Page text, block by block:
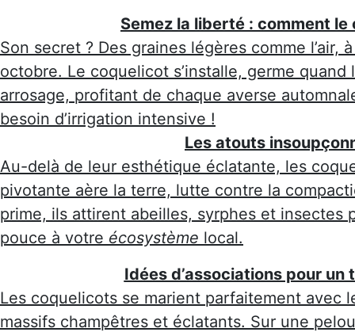
Semez la liberté : comment
Son secret ? Des graines légères comme
octobre. Le coquelicot s’installe, germe
arrosage, profitant de chaque averse
besoin d’irrigation intensive !
Les atouts
Au-delà de leur esthétique éclatante, les
pivotante aère la terre, lutte contre la
prime, ils attirent abeilles, syrphes et insectes
pouce à votre écosystème local.
Idées d’associations pour
Les coquelicots se marient parfaitement avec
massifs champêtres et éclatants. Sur une